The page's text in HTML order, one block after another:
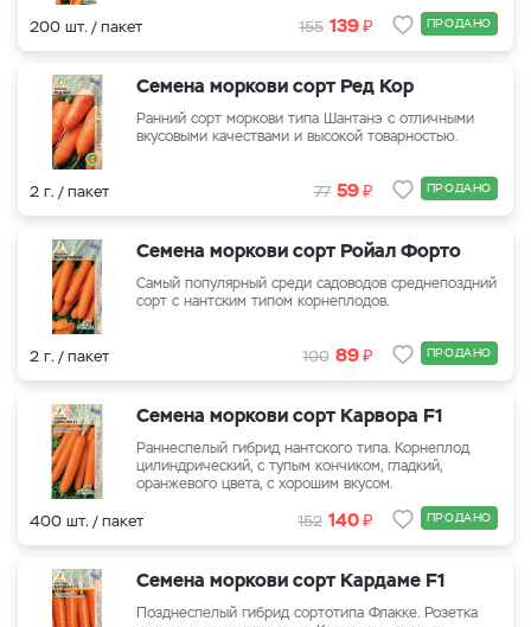
200 шт. / пакет 155 139₽ ПРОДАНО
Семена моркови сорт Ред Кор
Ранний сорт моркови типа Шантанэ с отличными
вкусовыми качествами и высокой товарностью.
2 г. / пакет 77 59₽ ПРОДАНО
Семена моркови сорт Ройал Форто
Самый популярный среди садоводов среднепоздний
сорт с нантским типом корнеплодов.
2 г. / пакет 100 89₽ ПРОДАНО
Семена моркови сорт Карвора F1
Раннеспелый гибрид нантского типа. Корнеплод
цилиндрический, с тупым кончиком, гладкий,
оранжевого цвета, с хорошим вкусом.
400 шт. / пакет 152 140₽ ПРОДАНО
Семена моркови сорт Кардаме F1
Позднеспелый гибрид сортотипа Флакке. Розетка